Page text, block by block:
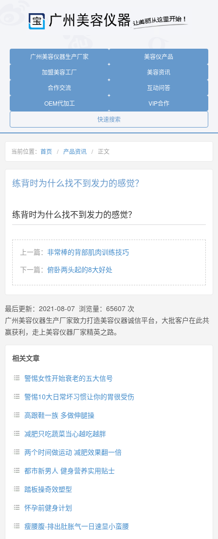
广州美容仪器生产厂家
美容仪产品
加盟美容工厂
美容资讯
合作交流
互动问答
OEM代加工
VIP合作
快速搜索
当前位置： 首页 / 产品资讯 / 正文
练背时为什么找不到发力的感觉？
练背时为什么找不到发力的感觉？
上一篇： 非常棒的背部肌肉训练技巧
下一篇： 俯卧两头起的8大好处
最后更新： 2021-08-07 浏览量： 65607 次
广州美容仪器生产厂家致力打造美容仪器诚信平台，大批客户在此共
赢获利，走上美容仪器厂家精英之路。
相关文章
警惕女性开始衰老的五大信号
警惕10大日常坏习惯让你的胃很受伤
高跟鞋一族 多做伸腿操
减肥只吃蔬菜当心越吃越胖
两个时间做运动 减肥效果翻一倍
都市新男人 健身营养实用贴士
踏板操奇效塑型
怀孕前健身计划
瘦腰腹-排出肚胀气一日速显小蛮腰